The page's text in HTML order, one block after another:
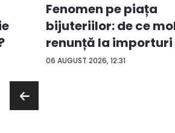
06 AUGUST 2026, 12:31
Fenomen pe piața
bijuteriilor: de ce
renunță la importuri
...